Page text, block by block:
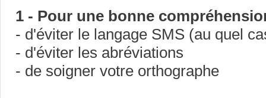
1 - Pour une bonne
- d'éviter le langage SMS (au quel
- d'éviter les abréviations
- de soigner votre orthographe